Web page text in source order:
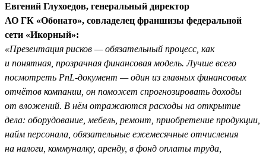
Евгений Глухоедов, генеральный директор
АО ГК «Обонато», совладелец франшизы федеральной
сети «Икорный»:
«Презентация рисков — обязательный процесс, как
и понятная, прозрачная финансовая модель. Лучше всего
посмотреть PnL-документ — один из главных финансовых
отчётов компании, он поможет спрогнозировать доходы
от вложений. В нём отражаются расходы на открытие
дела: оборудование, мебель, ремонт, приобретение продукции,
найм персонала, обязательные ежемесячные отчисления
на налоги, коммуналку, аренду, в фонд оплаты труда,